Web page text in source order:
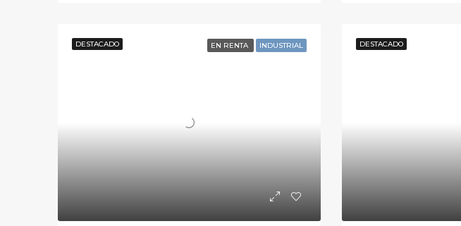
DESTACADO EN RENTA INDUSTRIAL DESTACADO